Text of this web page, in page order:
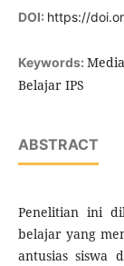
DOI: https://
Keywords:
Belajar IPS
ABSTRACT
Penelitian ini
belajar yang
antusias siswa